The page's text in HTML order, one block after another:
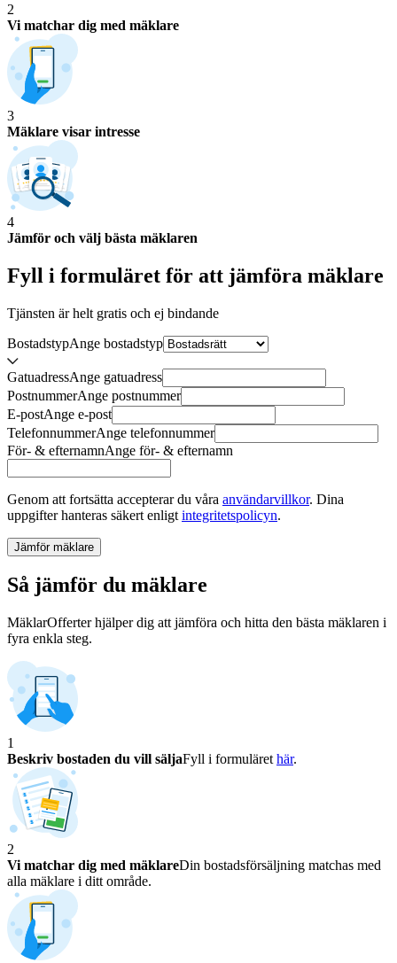
2
Vi matchar dig med mäklare
3
Mäklare visar intresse
4
Jämför och välj bästa mäklaren
Fyll i formuläret för att jämföra mäklare
Tjänsten är helt gratis och ej bindande
BostadstypAnge bostadstyp
GatuadressAnge gatuadress
PostnummerAnge postnummer
E-postAnge e-post
TelefonnummerAnge telefonnummer
För- & efternamnAnge för- & efternamn
Genom att fortsätta accepterar du våra användarvillkor. Dina
uppgifter hanteras säkert enligt integritetspolicyn.
Jämför mäklare
Så jämför du mäklare
MäklarOfferter hjälper dig att jämföra och hitta den bästa mäklaren i
fyra enkla steg.
1
Beskriv bostaden du vill säljaFyll i formuläret här.
2
Vi matchar dig med mäklareDin bostadsförsäljning matchas med
alla mäklare i ditt område.